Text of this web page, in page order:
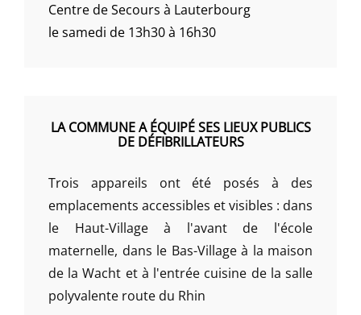
Centre de Secours à Lauterbourg
le samedi de 13h30 à 16h30
LA COMMUNE A ÉQUIPÉ SES LIEUX PUBLICS
DE DÉFIBRILLATEURS
Trois appareils ont été posés à des
emplacements accessibles et visibles : dans
le Haut-Village à l'avant de l'école
maternelle, dans le Bas-Village à la maison
de la Wacht et à l'entrée cuisine de la salle
polyvalente route du Rhin